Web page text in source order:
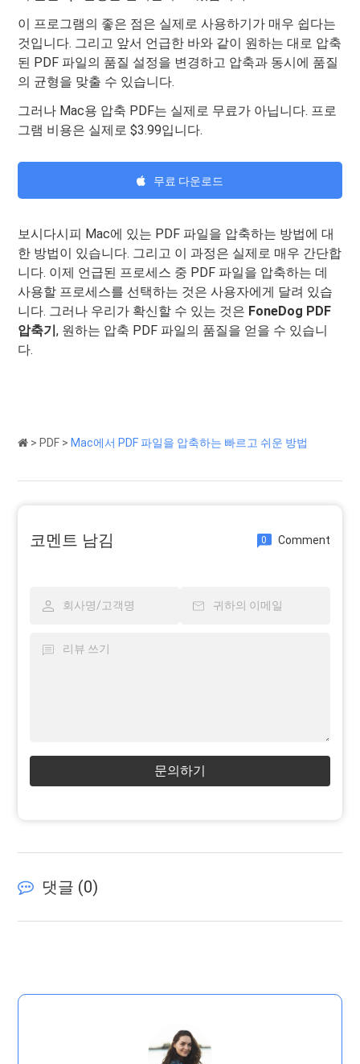
이 프로그램의 좋은 점은 실제로 사용하기가 매우 쉽다는
것입니다. 그리고 앞서 언급한 바와 같이 원하는 대로 압축
된 PDF 파일의 품질 설정을 변경하고 압축과 동시에 품질
의 균형을 맞출 수 있습니다.
그러나 Mac용 압축 PDF는 실제로 무료가 아닙니다. 프로
그램 비용은 실제로 $3.99입니다.
무료 다운로드
보시다시피 Mac에 있는 PDF 파일을 압축하는 방법에 대
한 방법이 있습니다. 그리고 이 과정은 실제로 매우 간단합
니다. 이제 언급된 프로세스 중 PDF 파일을 압축하는 데
사용할 프로세스를 선택하는 것은 사용자에게 달려 있습
니다. 그러나 우리가 확신할 수 있는 것은 FoneDog PDF
압축기, 원하는 압축 PDF 파일의 품질을 얻을 수 있습니
다.
> PDF > Mac에서 PDF 파일을 압축하는 빠르고 쉬운 방법
코멘트 남김 0 Comment
문의하기
댓글 (0)